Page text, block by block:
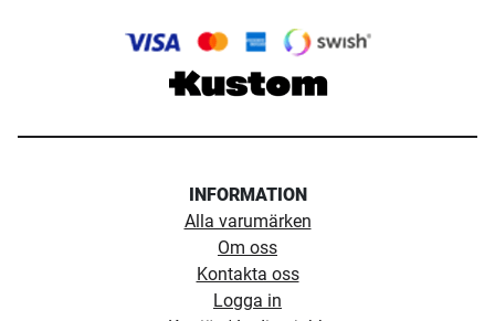
INFORMATION
Alla varumärken
Om oss
Kontakta oss
Logga in